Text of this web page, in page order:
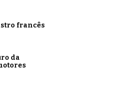
francês
da